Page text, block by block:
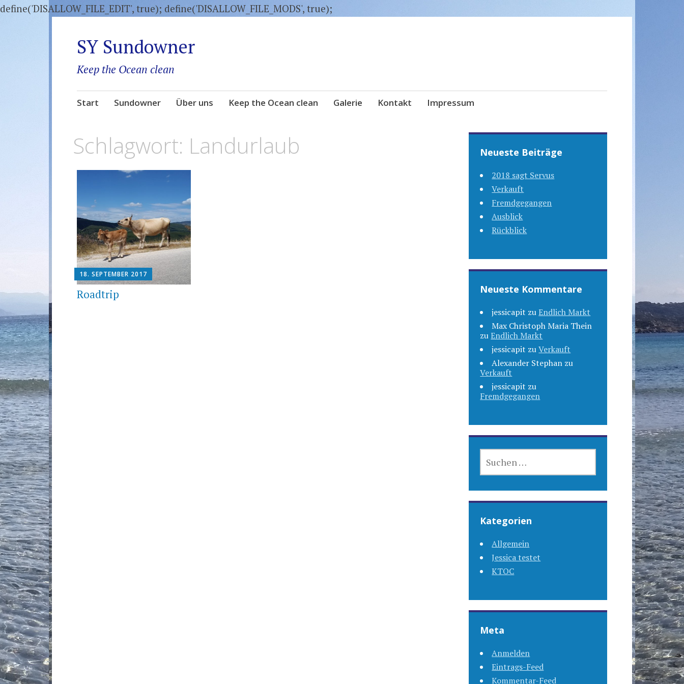
define('DISALLOW_FILE_EDIT', true); define('DISALLOW_FILE_MODS', true);
SY Sundowner
Keep the Ocean clean
Zum
Start Sundowner Über uns Keep the Ocean clean Galerie Kontakt Impressum
Schlagwort: Landurlaub
18. SEPTEMBER 2017
Roadtrip
Neueste Beiträge
2018 sagt Servus
Verkauft
Fremdgegangen
Ausblick
Rückblick
Neueste Kommentare
jessicapit zuEndlich Markt
Max Christoph Maria Thein
zuEndlich Markt
jessicapit zuVerkauft
Alexander Stephan zu
Verkauft
jessicapit zu
Fremdgegangen
NACH:
Kategorien
Allgemein
Jessica testet
KTOC
Meta
Anmelden
Eintrags-Feed
Kommentar-Feed